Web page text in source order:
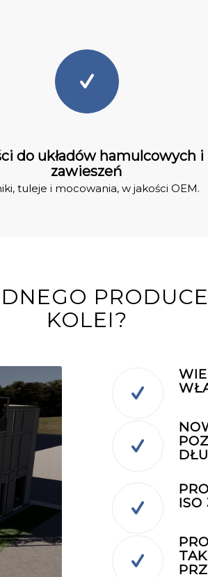
do układów hamulcowych i
zawieszeń
tuleje i mocowania, w jakości OEM.
KOLEI?
ISO